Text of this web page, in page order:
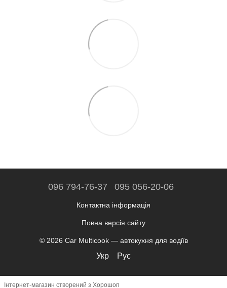
096 794-76-37 095 056-20-06
Контактна інформація
Повна версія сайту
© 2026 Car Multicook — автокухня для водіїв
Укр Рус
Інтернет-магазин створений з Хорошоп